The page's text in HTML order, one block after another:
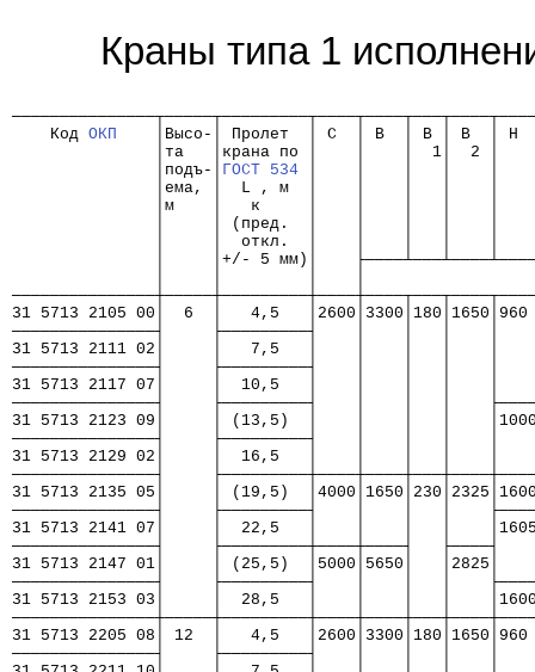
Краны типа 1
    Код
ОКП
│Высо-│ Пролет  │ C  │ B  │ B │ B  │ H
│та   │крана по │    │    │  1│  2 │
               │подъ-│
ГОСТ 534
│ема, │  L , м  │    │    │   │    │
│м    │   к     │    │    │   │    │
│     │ (пред.  │    │    │   │    │
│     │  откл.  │    │    │   │    │
│     │+/- 5 мм)│
31 5713 2105 00│  6  │   4,5
───────────────┤     ├─────────┤    │    │   │    │
31 5713 2111 02│     │   7,5   │    │    │   │    │
───────────────┤     ├─────────┤    │    │   │    │
31 5713 2117 07│     │  10,5   │    │    │   │    │
───────────────┤     ├─────────┤    │    │   │
31 5713 2123 09│     │ (13,5)  │    │    │   │
───────────────┤     ├─────────┤    │    │   │    │
31 5713 2129 02│     │  16,5   │    │    │   │    │
───────────────┤
31 5713 2135 05│     │ (19,5)
───────────────┤     ├─────────┤    │    │   │
31 5713 2141 07│     │  22,5   │    │    │   │
───────────────┤     ├─────────┼────┼────┤   ├────┤
31 5713 2147 01│     │ (25,5)  │5000│5650│   │2825│
───────────────┤     ├─────────┤    │    │   │
31 5713 2153 03│     │  28,5   │    │    │   │
31 5713 2205 08│ 12  │   4,5
───────────────┤     ├─────────┤    │    │   │    │